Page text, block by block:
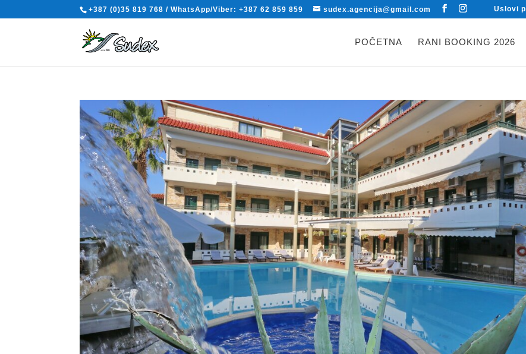
+387 (0)35 819 768 / WhatsApp/Viber: +387 62 859 859 sudex.agencija@gmail.com Uslovi
POČETNA RANI BOOKING 2026